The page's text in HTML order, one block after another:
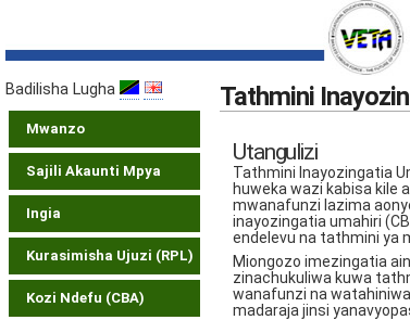
Badilisha Lugha
Mwanzo
Sajili Akaunti Mpya
Ingia
Kurasimisha Ujuzi (RPL)
Kozi Ndefu (CBA)
Tathmini
Utangulizi
Tathmini Inayozingatia
huweka wazi kabisa kile
mwanafunzi lazima
inayozingatia umahiri
endelevu na tathmini ya
Miongozo imezingatia
zinachukuliwa kuwa
wanafunzi na
madaraja jinsi